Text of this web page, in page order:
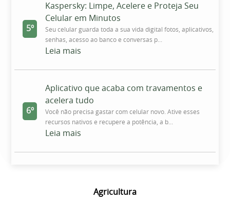
5º
Kaspersky: Limpe, Acelere e Proteja Seu
Celular em Minutos
Seu celular guarda toda a sua vida digital fotos, aplicativos,
senhas, acesso ao banco e conversas p...
Leia mais
6º
Aplicativo que acaba com travamentos e
acelera tudo
Você não precisa gastar com celular novo. Ative esses
recursos nativos e recupere a potência, a b...
Leia mais
Agricultura